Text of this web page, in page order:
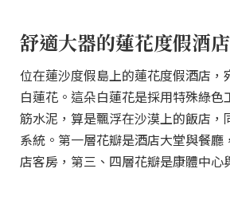
舒適大器的蓮花度假酒店
位在蓮沙度假島上的蓮花度假酒店，
白蓮花。這朵白蓮花是採用特殊綠色
筋水泥，算是飄浮在沙漠上的飯店，
系統。第一層花瓣是酒店大堂與餐廳
店客房，第三、四層花瓣是康體中心